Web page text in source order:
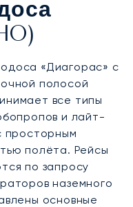
«Диагорас» с
полосой
все типы
и лайт-
просторным
полёта. Рейсы
по запросу
наземного
основные